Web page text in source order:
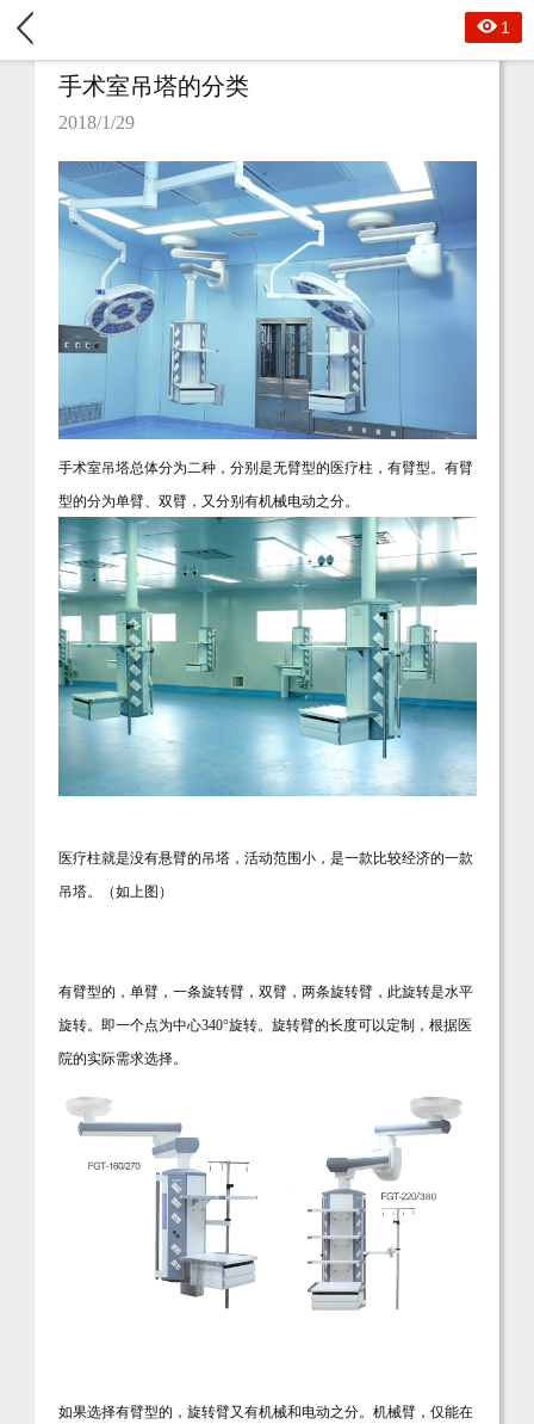
1
手术室吊塔的分类
2018/1/29
手术室吊塔总体分为二种，分别是无臂型的医疗柱，有臂型。有臂
型的分为单臂、双臂，又分别有机械电动之分。
医疗柱就是没有悬臂的吊塔，活动范围小，是一款比较经济的一款
吊塔。（如上图）
有臂型的，单臂，一条旋转臂，双臂，两条旋转臂，此旋转是水平
旋转。即一个点为中心340°旋转。旋转臂的长度可以定制，根据医
院的实际需求选择。
如果选择有臂型的，旋转臂又有机械和电动之分。机械臂，仅能在